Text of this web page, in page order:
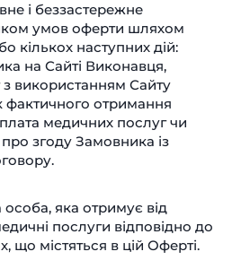
і беззастережне
умов оферти шляхом
кількох наступних дій:
на Сайті Виконавця,
використанням Сайту
фактичного отримання
медичних послуг чи
про згоду Замовника із
яка отримує від
послуги відповідно до
що містяться в цій Оферті.